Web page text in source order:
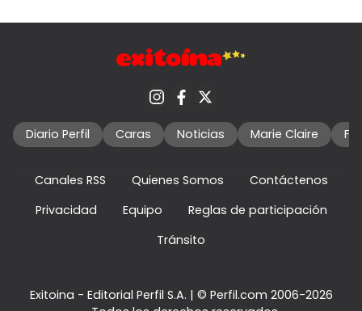
Diario Perfil Caras Noticias Marie Claire
Canales RSS Quienes Somos
Contáctenos
Privacidad
Equipo
Reglas de participación
Tránsito
Exitoina - Editorial Perfil S.A. | © Perfil.com 2006-2026